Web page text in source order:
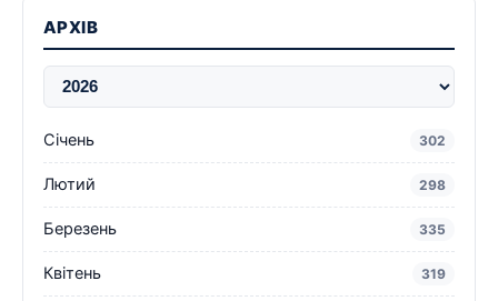
АРХІВ
Січень 302
Лютий 298
Березень 335
Квітень 319